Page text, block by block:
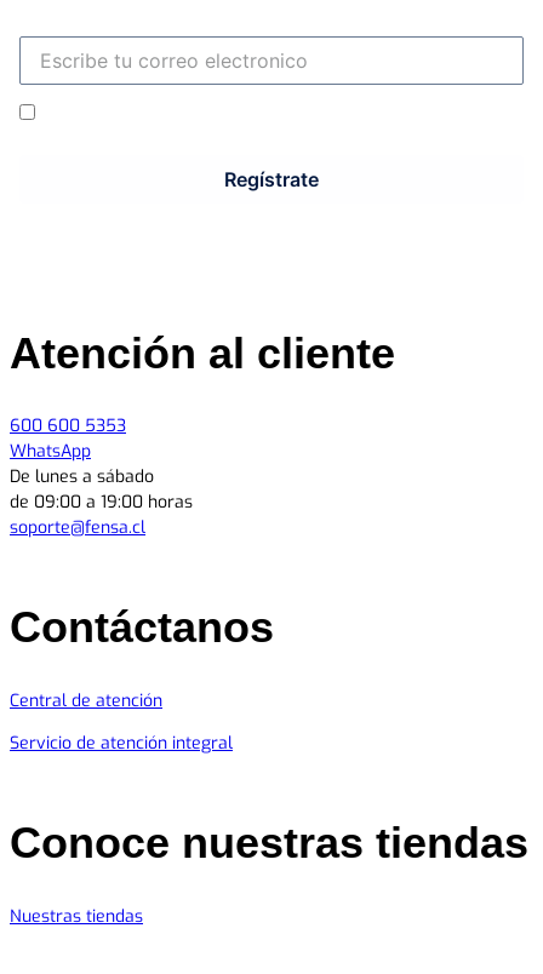
Regístrate
Atención al cliente
600 600 5353
WhatsApp
De lunes a sábado
de 09:00 a 19:00 horas
soporte@fensa.cl
Contáctanos
Central de atención
Servicio de atención integral
Conoce nuestras tiendas
Nuestras tiendas